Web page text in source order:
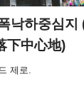
낙하중심지
下中心地)
제로.